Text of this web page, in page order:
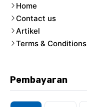
Home
Contact us
Artikel
Terms & Conditions
Pembayaran